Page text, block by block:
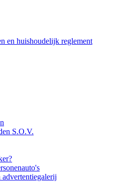
en huishoudelijk reglement
S.O.V.